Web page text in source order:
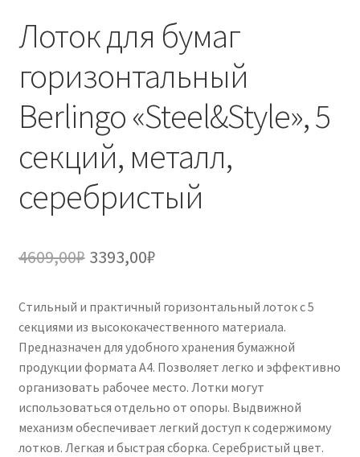
Лоток для бумаг
горизонтальный
Berlingo «Steel&Style», 5
секций, металл,
серебристый
4609,00₽ Первоначальная
составляла
4609,00₽.
3393,00₽Текущая
3393,00₽.
Стильный и практичный горизонтальный лоток с 5
секциями из высококачественного материала.
Предназначен для удобного хранения бумажной
продукции формата А4. Позволяет легко и эффективно
организовать рабочее место. Лотки могут
использоваться отдельно от опоры. Выдвижной
механизм обеспечивает легкий доступ к содержимому
лотков. Легкая и быстрая сборка. Серебристый цвет.